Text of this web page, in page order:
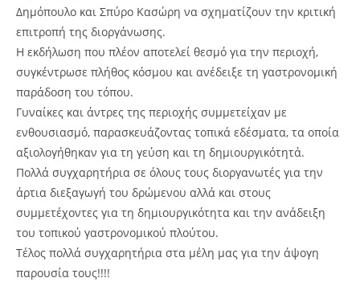
Δημόπουλο και Σπύρο Κασώρη να σχηματίζουν την κριτική
επιτροπή της διοργάνωσης.
Η εκδήλωση που πλέον αποτελεί θεσμό για την περιοχή,
συγκέντρωσε πλήθος κόσμου και ανέδειξε τη γαστρονομική
παράδοση του τόπου.
Γυναίκες και άντρες της περιοχής συμμετείχαν με
ενθουσιασμό, παρασκευάζοντας τοπικά εδέσματα, τα οποία
αξιολογήθηκαν για τη γεύση και τη δημιουργικότητά.
Πολλά συγχαρητήρια σε όλους τους διοργανωτές για την
άρτια διεξαγωγή του δρώμενου αλλά και στους
συμμετέχοντες για τη δημιουργικότητα και την ανάδειξη
του τοπικού γαστρονομικού πλούτου.
Τέλος πολλά συγχαρητήρια στα μέλη μας για την άψογη
παρουσία τους!!!!